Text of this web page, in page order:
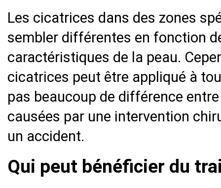
Les cicatrices dans des zones
sembler différentes en fonction
caractéristiques de la peau.
cicatrices peut être appliqué à
pas beaucoup de différence
causées par une intervention
un accident.
Qui peut bénéficier du